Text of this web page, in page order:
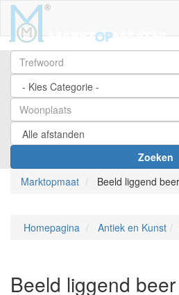
Zoeken
Marktopmaat
Beeld liggend
Homepagina Antiek en Kunst
Beeld liggend